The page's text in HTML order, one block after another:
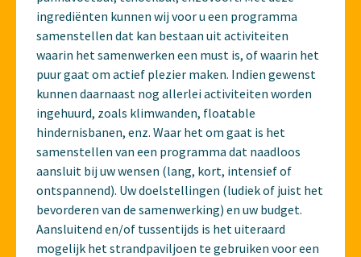
ingrediënten kunnen wij voor u een programma
samenstellen dat kan bestaan uit activiteiten
waarin het samenwerken een must is, of waarin het
puur gaat om actief plezier maken. Indien gewenst
kunnen daarnaast nog allerlei activiteiten worden
ingehuurd, zoals klimwanden, floatable
hindernisbanen, enz. Waar het om gaat is het
samenstellen van een programma dat naadloos
aansluit bij uw wensen (lang, kort, intensief of
ontspannend). Uw doelstellingen (ludiek of juist het
bevorderen van de samenwerking) en uw budget.
Aansluitend en/of tussentijds is het uiteraard
mogelijk het strandpaviljoen te gebruiken voor een